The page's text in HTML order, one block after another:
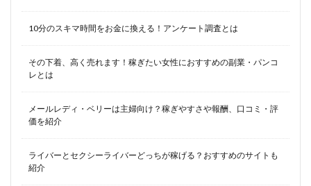
10分のスキマ時間をお金に換える！アンケート調査とは
その下着、高く売れます！稼ぎたい女性におすすめの副業・パンコ
レとは
メールレディ・ベリーは主婦向け？稼ぎやすさや報酬、口コミ・評
価を紹介
ライバーとセクシーライバーどっちが稼げる？おすすめのサイトも
紹介